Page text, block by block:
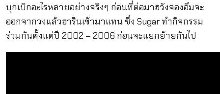
บุกเบิกอะไรหลายอย่างจริงๆ ก่อนที่ต่อมาฮวังจองอึมจะ
ออกจากวงแล้วฮารินเข้ามาแทน ซึ่ง Sugar ทำกิจกรรม
ร่วมกันตั้งแต่ปี 2002 – 2006 ก่อนจะแยกย้ายกันไป